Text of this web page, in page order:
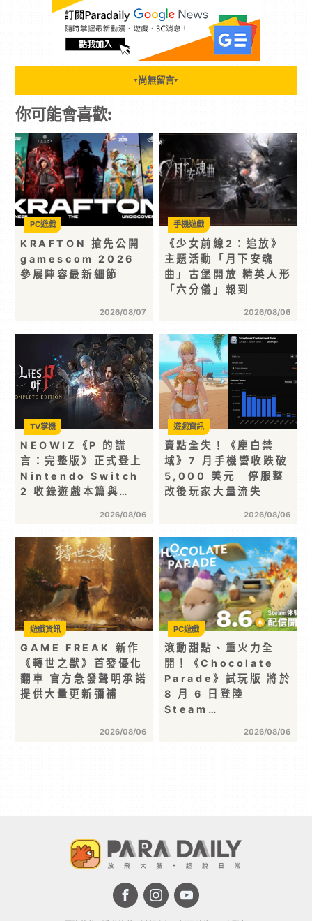
▼ 尚無留言▼
你可能會喜歡:
KRAFTON 搶先公開
gamescom 2026
參展陣容最新細節
2026/08/07
PC遊戲
《少女前線2：追放》
主題活動「月下安魂
曲」古堡開放 精英人形
「六分儀」報到
2026/08/06
手機遊戲
NEOWIZ《P 的謊
言：完整版》正式登上
Nintendo Switch
2 收錄遊戲本篇與…
2026/08/06
TV掌機
賣點全失！《塵白禁
域》7 月手機營收跌破
5,000 美元 停服整
改後玩家大量流失
2026/08/06
遊戲資訊
GAME FREAK 新作
《轉世之獸》首發優化
翻車 官方急發聲明承諾
提供大量更新彌補
2026/08/06
遊戲資訊
滾動甜點、重火力全
開！《Chocolate
Parade》試玩版 將於
8 月 6 日登陸
Steam…
2026/08/06
PC遊戲
分享 :
KRAFTON 搶先公開 gamescom